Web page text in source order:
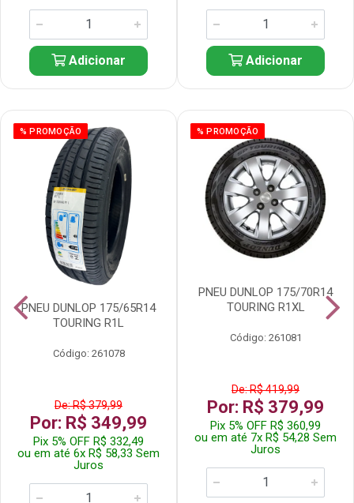
Adicionar Adicionar
% PROMOÇÃO
PNEU DUNLOP 175/65R14
TOURING R1L
Código: 261078
De: R$ 379,99
Por: R$ 349,99
Pix 5% OFF R$ 332,49
ou em até 6x R$ 58,33 Sem
Juros
% PROMOÇÃO
PNEU DUNLOP 175/70R14
TOURING R1XL
Código: 261081
De: R$ 419,99
Por: R$ 379,99
Pix 5% OFF R$ 360,99
ou em até 7x R$ 54,28 Sem
Juros